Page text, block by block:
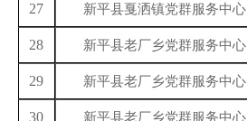
27 新平县戛洒镇党群服务中心
28 新平县老厂乡党群服务中心
29 新平县老厂乡党群服务中心
30 新平县老厂乡党群服务中心